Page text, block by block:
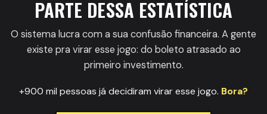
PARTE DESSA ESTATÍSTICA
O sistema lucra com a sua confusão financeira. A gente
existe pra virar esse jogo: do boleto atrasado ao
primeiro investimento.
+900 mil pessoas já decidiram virar esse jogo. Bora?